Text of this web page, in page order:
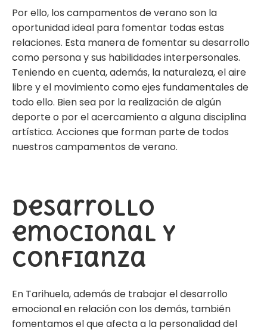
Por ello, los campamentos de verano son la
oportunidad ideal para fomentar todas estas
relaciones. Esta manera de fomentar su desarrollo
como persona y sus habilidades interpersonales.
Teniendo en cuenta, además, la naturaleza, el aire
libre y el movimiento como ejes fundamentales de
todo ello. Bien sea por la realización de algún
deporte o por el acercamiento a alguna disciplina
artística. Acciones que forman parte de todos
nuestros campamentos de verano.
Desarrollo
emocional y
confianza
En Tarihuela, además de trabajar el desarrollo
emocional en relación con los demás, también
fomentamos el que afecta a la personalidad del